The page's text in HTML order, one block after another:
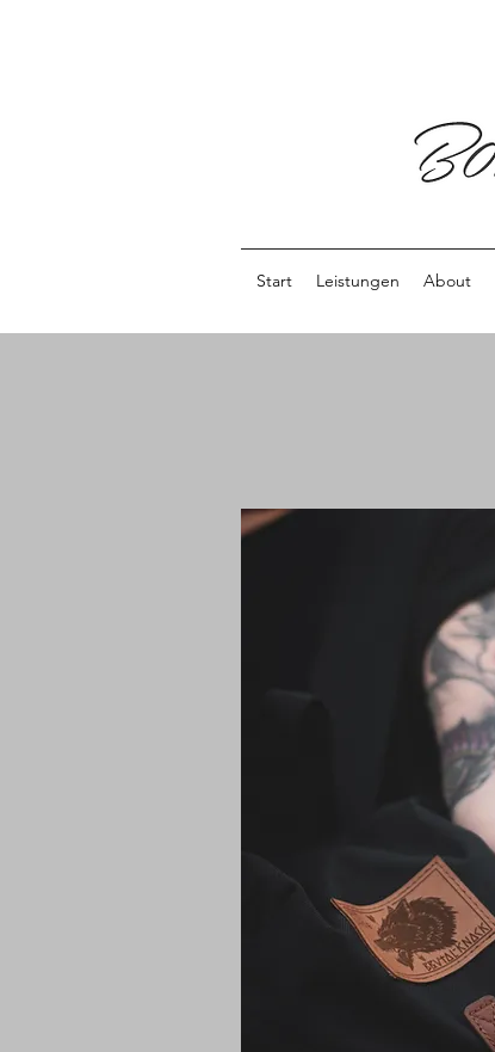
Start Leistungen About